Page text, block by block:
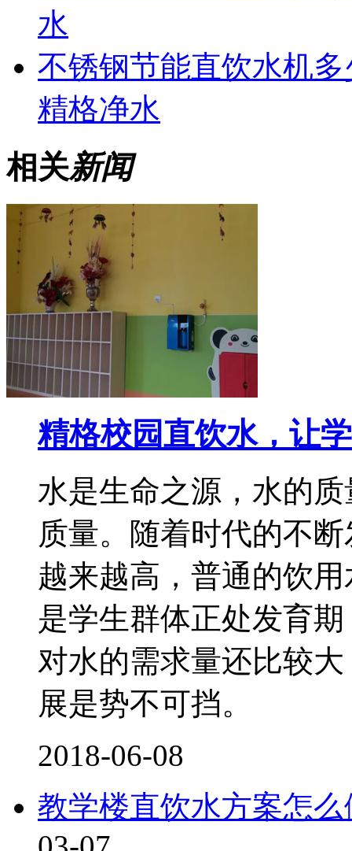
水
不锈钢节能直饮水机
精格净水
相关新闻
精格校园直饮水，让
水是生命之源，水的
质量。随着时代的不
越来越高，普通的饮
是学生群体正处发育
对水的需求量还比较
展是势不可挡。
2018-06-08
教学楼直饮水方案怎